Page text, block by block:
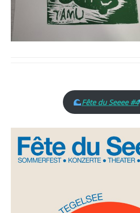
Fête du Seeee #4